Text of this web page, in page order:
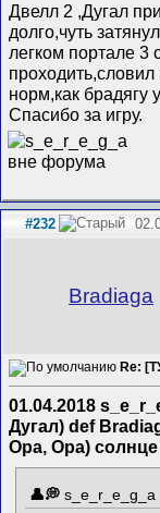
Двелл 2 ,Дугал
долго,чуть
легком портале 3
норм,как брадягу
Спасибо за игру.
#232
Bradiaga
Re:
01.04.2018
Дугал) def
Ора, Ора) солнце
s_e_r_e_g_a